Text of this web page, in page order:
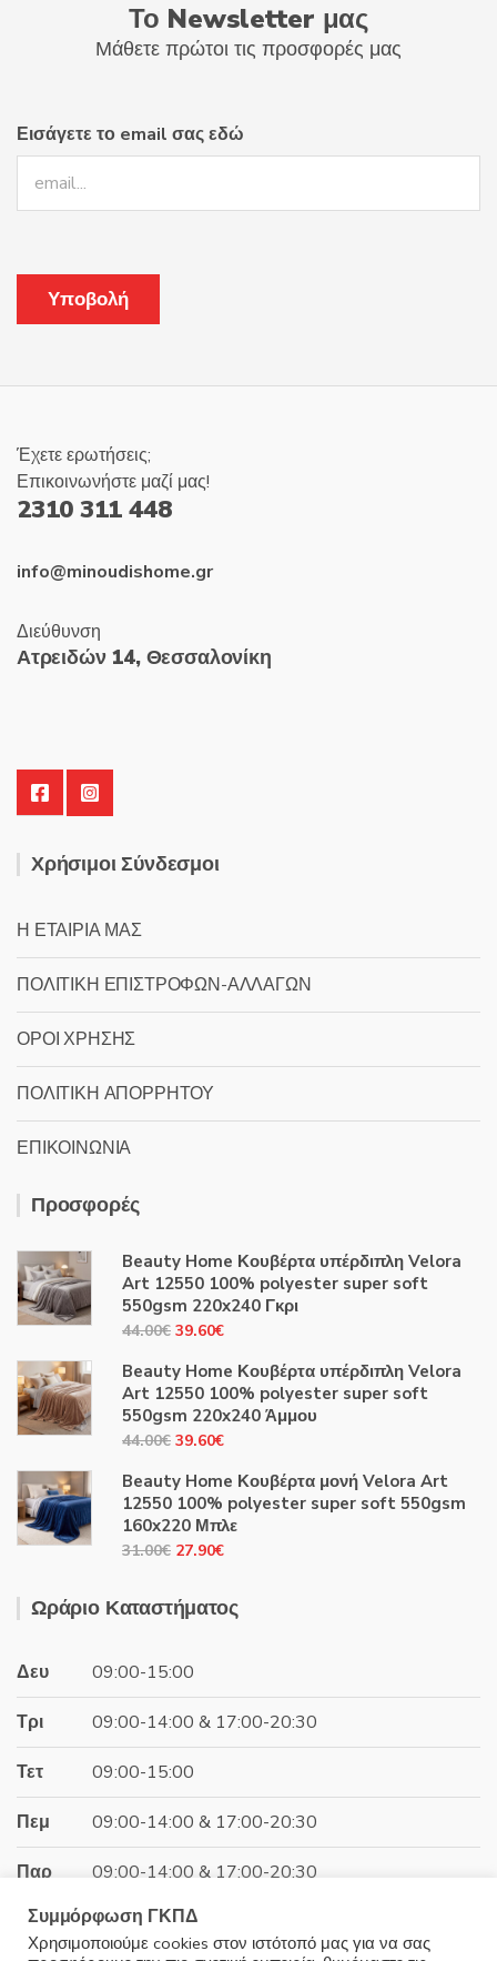
Το Newsletter μας
Μάθετε πρώτοι τις προσφορές μας
Εισάγετε το email σας εδώ
Έχετε ερωτήσεις;
Επικοινωνήστε μαζί μας!
2310 311 448
info@minoudishome.gr
Διεύθυνση
Ατρειδών 14, Θεσσαλονίκη
Χρήσιμοι Σύνδεσμοι
Η ΕΤΑΙΡΙΑ ΜΑΣ
ΠΟΛΙΤΙΚΗ ΕΠΙΣΤΡΟΦΩΝ-ΑΛΛΑΓΩΝ
ΟΡΟΙ ΧΡΗΣΗΣ
ΠΟΛΙΤΙΚΗ ΑΠΟΡΡΗΤΟΥ
ΕΠΙΚΟΙΝΩΝΙΑ
Προσφορές
Beauty Home Κουβέρτα υπέρδιπλη Velora
Art 12550 100% polyester super soft
550gsm 220x240 Γκρι
44.00€ Original
was:
44.00€.
39.60€Η
τιμή
είναι:
39.60€.
Beauty Home Κουβέρτα υπέρδιπλη Velora
Art 12550 100% polyester super soft
550gsm 220x240 Άμμου
44.00€ Original
was:
44.00€.
39.60€Η
τιμή
είναι:
39.60€.
Beauty Home Κουβέρτα μονή Velora Art
12550 100% polyester super soft 550gsm
160x220 Μπλε
31.00€ Original
was:
27.90€Η
τιμή
Ωράριο Καταστήματος
Δευ 09:00-15:00
Τρι 09:00-14:00 & 17:00-20:30
Τετ 09:00-15:00
Πεμ 09:00-14:00 & 17:00-20:30
Παρ 09:00-14:00 & 17:00-20:30
Σαβ 09:00-15:00
Συμμόρφωση ΓΚΠΔ
Χρησιμοποιούμε cookies στον ιστότοπό μας για να σας